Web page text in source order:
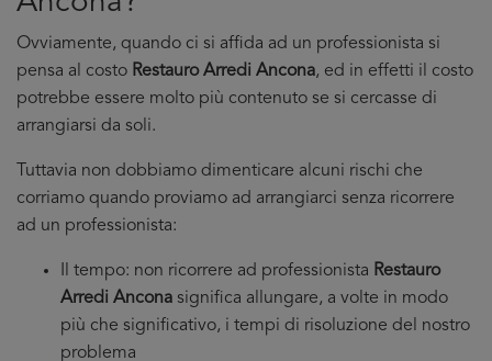
Ovviamente, quando ci si affida ad un professionista si
pensa al costo Restauro Arredi Ancona, ed in effetti il costo
potrebbe essere molto più contenuto se si cercasse di
arrangiarsi da soli.
Tuttavia non dobbiamo dimenticare alcuni rischi che
corriamo quando proviamo ad arrangiarci senza ricorrere
ad un professionista:
Il tempo: non ricorrere ad professionista Restauro
Arredi Ancona significa allungare, a volte in modo
più che significativo, i tempi di risoluzione del nostro
problema